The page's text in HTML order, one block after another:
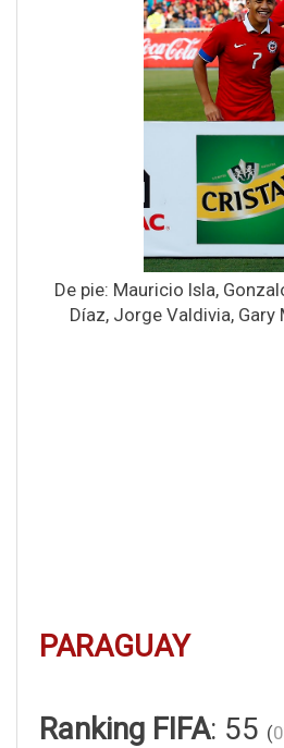
De pie: Mauricio Isla,
Díaz, Jorge Valdivia,
PARAGUAY
Ranking FIFA: 55 (